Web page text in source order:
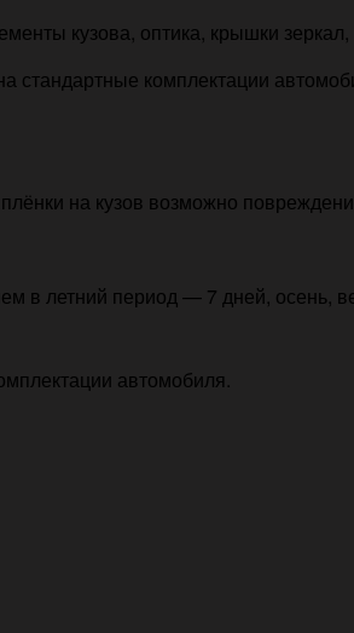
кузова, оптика, крышки
стандартные комплектации
на кузов возможно
в летний период — 7 дней,
автомобиля.